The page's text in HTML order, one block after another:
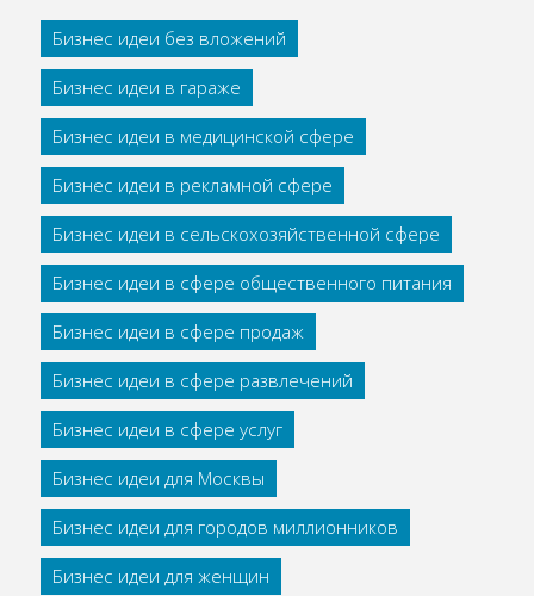
Бизнес идеи без вложений
Бизнес идеи в гараже
Бизнес идеи в медицинской сфере
Бизнес идеи в рекламной сфере
Бизнес идеи в сельскохозяйственной сфере
Бизнес идеи в сфере общественного питания
Бизнес идеи в сфере продаж
Бизнес идеи в сфере развлечений
Бизнес идеи в сфере услуг
Бизнес идеи для Москвы
Бизнес идеи для городов миллионников
Бизнес идеи для женщин